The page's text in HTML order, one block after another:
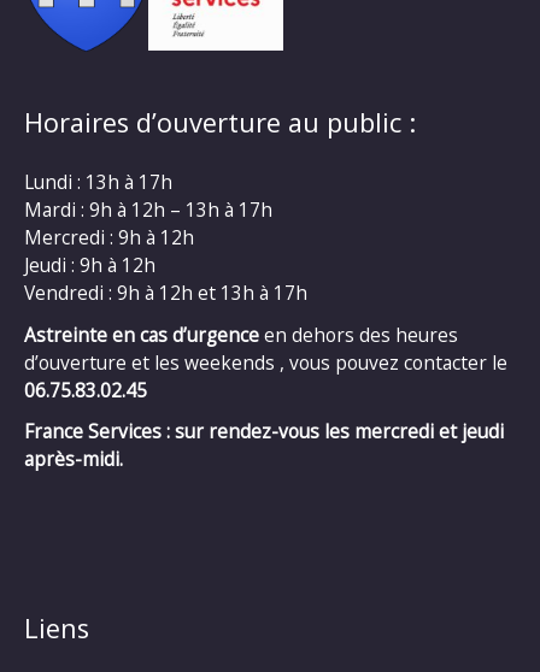
Horaires d’ouverture au public :
Lundi : 13h à 17h
Mardi : 9h à 12h – 13h à 17h
Mercredi : 9h à 12h
Jeudi : 9h à 12h
Vendredi : 9h à 12h et 13h à 17h
Astreinte en cas d’urgenceen dehors des heures
d’ouverture et les weekends , vous pouvez contacter le
06.75.83.02.45
France Services : sur rendez-vous les mercredi et jeudi
après-midi.
Liens